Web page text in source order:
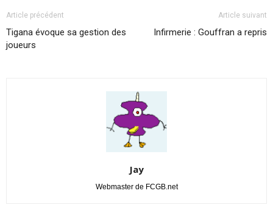
Article précédent
Tigana évoque sa gestion des
joueurs
Article suivant
Infirmerie : Gouffran a repris
Jay
Webmaster de FCGB.net